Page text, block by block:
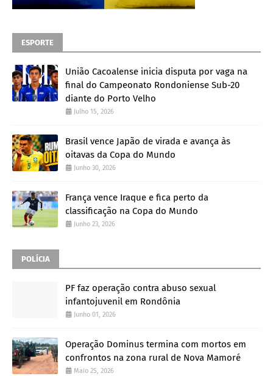
ESPORTE
União Cacoalense inicia disputa por vaga na
final do Campeonato Rondoniense Sub-20
diante do Porto Velho
Julho 15, 2026
Brasil vence Japão de virada e avança às
oitavas da Copa do Mundo
Junho 30, 2026
França vence Iraque e fica perto da
classificação na Copa do Mundo
Junho 23, 2026
POLÍCIA
PF faz operação contra abuso sexual
infantojuvenil em Rondônia
Junho 01, 2026
Operação Dominus termina com mortos em
confrontos na zona rural de Nova Mamoré
Maio 25, 2026